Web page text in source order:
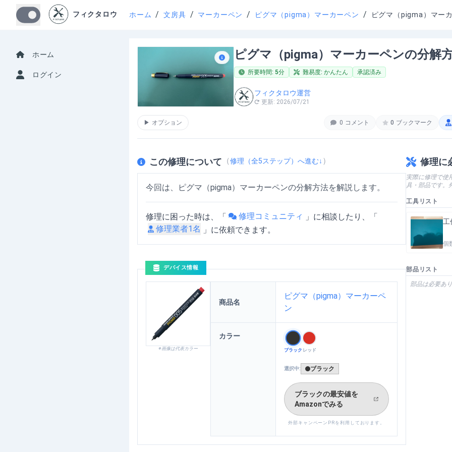
ホーム
ログイン
フィクタロウ ホーム / 文房具 / マーカーペン / ピグマ（pigma）マーカーペン / ピグマ（pigma）マー
ピグマ（pigma）マーカーペンの分解
所要時間: 5分 難易度: かんたん 承認済み
フィクタロウ運営
更新: 2026/07/21
▶ オプション 0 コメント 0 ブックマーク
この修理について （修理（全5ステップ）へ進む↓ ）
今回は、ピグマ（pigma）マーカーペンの分解方法を解説します。
修理に困った時は、「 修理コミュニティ 」 に相談したり、「
修理業者1名 」に依頼できます。
デバイス情報
※画像は代表カラー
商品名
ピグマ（pigma）マーカーペ
ン
カラー
ブラック レッド
選択中: ブラック
ブラックの最安値を
Amazonでみる
外部キャンペーンPRを利用しております。
修理に
実際に修理で使
具・部品です。
工具リスト
工
個
部品リスト
部品は必要あ